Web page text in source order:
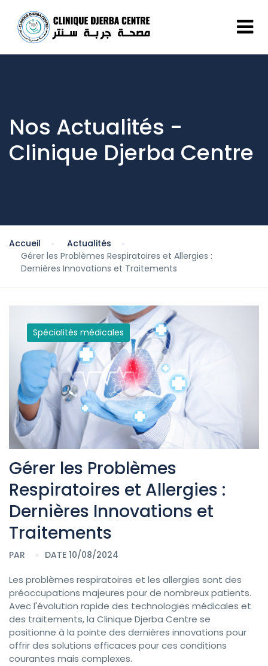
Nos Actualités -
Clinique Djerba Centre
Accueil
Actualités
Gérer les Problèmes Respiratoires et Allergies :
Dernières Innovations et Traitements
Spécialités médicales
Gérer les Problèmes
Respiratoires et Allergies :
Dernières Innovations et
Traitements
PAR DATE 10/08/2024
Les problèmes respiratoires et les allergies sont des
préoccupations majeures pour de nombreux patients.
Avec l'évolution rapide des technologies médicales et
des traitements, la Clinique Djerba Centre se
positionne à la pointe des dernières innovations pour
offrir des solutions efficaces pour ces conditions
courantes mais complexes.